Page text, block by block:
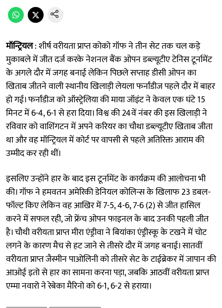
मॉन्ट्रियल: शीर्ष वरीयता प्राप्त कोको गॉफ ने तीन सेट तक चल कड़े
मुकाबले में जीत दर्ज करके नेशनल बैंक ओपन डब्ल्यूटीए टेनिस टूर्नामेंट
के अगले दौर में जगह बनाई लेकिन पिछले सप्ताह डीसी ओपन का
खिताब जीतने वाली स्थानीय खिलाड़ी लेयला फर्नांडीज पहले दौर में बाहर
हो गई। फर्नांडीज को ऑस्ट्रेलिया की माया जॉइंट ने केवल एक घंटे 15
मिनट में 6-4, 6-1 से हरा दिया। विश्व की 24वें नंबर की इस खिलाड़ी ने
रविवार को वाशिंगटन में अपने करियर का चौथा डब्ल्यूटीए खिताब जीता
था और वह मॉन्ट्रियल में कोर्ट पर वापसी से पहले अतिरिक्त आराम की
उम्मीद कर रही थीं।
इसलिए उन्होंने हार के बाद इस टूर्नामेंट के कार्यक्रम की आलोचना भी
की। गॉफ ने हमवतन अमेरिकी डेनियल कोलिन्स के खिलाफ 23 डबल-
फॉल्ट किए लेकिन वह आखिर में 7-5, 4-6, 7-6 (2) से जीत हासिल
करने में सफल रही, जो फ्रेंच ओपन फाइनल के बाद उनकी पहली जीत
है। चौथी वरीयता प्राप्त मीरा एंड्रीवा ने बियांका एंड्रीस्कू के टखने में चोट
लगने के कारण मैच से हट जाने से तीसरे दौर में जगह बनाई। सातवीं
वरीयता प्राप्त जैस्मीन पाओलिनी को तीसरे सेट के टाईब्रेकर में जापान की
आओई इतो से हार का सामना करना पड़ा, जबकि आठवीं वरीयता प्राप्त
एम्मा नवारो ने रेबेका मैरिनो को 6-1, 6-2 से हराया।